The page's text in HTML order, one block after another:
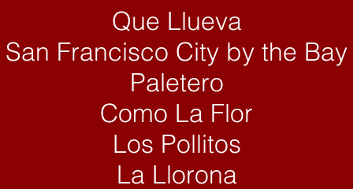
Que Llueva
San Francisco City by the Bay
Paletero
Como La Flor
Los Pollitos
La Llorona